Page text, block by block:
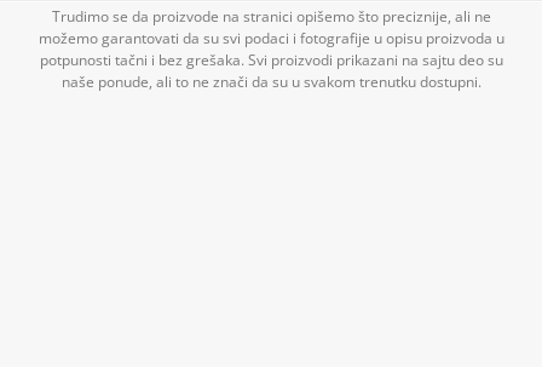
Trudimo se da proizvode na stranici opišemo što preciznije, ali ne
možemo garantovati da su svi podaci i fotografije u opisu proizvoda u
potpunosti tačni i bez grešaka. Svi proizvodi prikazani na sajtu deo su
naše ponude, ali to ne znači da su u svakom trenutku dostupni.